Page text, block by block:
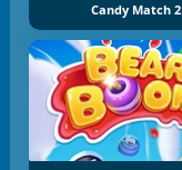
Candy Match 2